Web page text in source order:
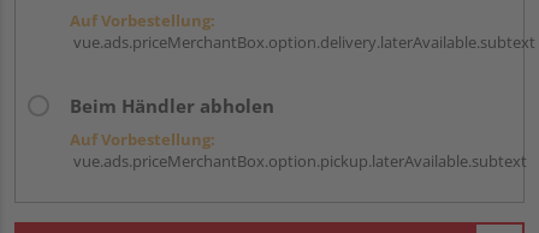
Auf Vorbestellung:
vue.ads.priceMerchantBox.option.delivery.laterAvailable.subtext
Beim Händler abholen
Auf Vorbestellung:
vue.ads.priceMerchantBox.option.pickup.laterAvailable.subtext